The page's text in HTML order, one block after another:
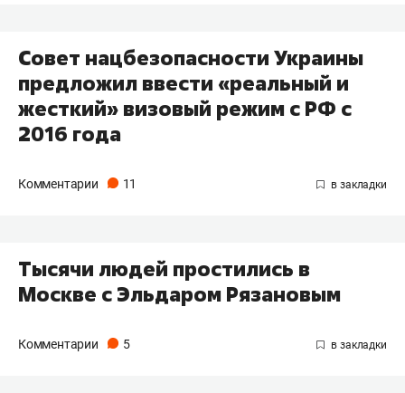
Совет нацбезопасности Украины
предложил ввести «реальный и
жесткий» визовый режим с РФ с
2016 года
Комментарии 11
Тысячи людей простились в
Москве с Эльдаром Рязановым
Комментарии 5